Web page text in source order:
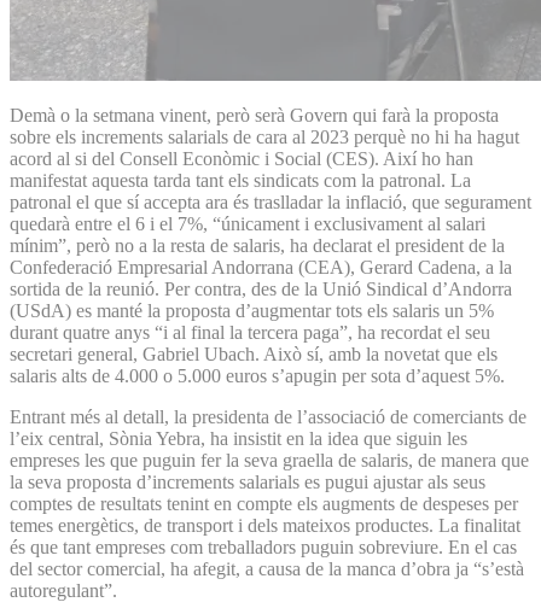
Demà o la setmana vinent, però serà Govern qui farà la proposta
sobre els increments salarials de cara al 2023 perquè no hi ha hagut
acord al si del Consell Econòmic i Social (CES). Així ho han
manifestat aquesta tarda tant els sindicats com la patronal. La
patronal el que sí accepta ara és traslladar la inflació, que segurament
quedarà entre el 6 i el 7%, “únicament i exclusivament al salari
mínim”, però no a la resta de salaris, ha declarat el president de la
Confederació Empresarial Andorrana (CEA), Gerard Cadena, a la
sortida de la reunió. Per contra, des de la Unió Sindical d’Andorra
(USdA) es manté la proposta d’augmentar tots els salaris un 5%
durant quatre anys “i al final la tercera paga”, ha recordat el seu
secretari general, Gabriel Ubach. Això sí, amb la novetat que els
salaris alts de 4.000 o 5.000 euros s’apugin per sota d’aquest 5%.
Entrant més al detall, la presidenta de l’associació de comerciants de
l’eix central, Sònia Yebra, ha insistit en la idea que siguin les
empreses les que puguin fer la seva graella de salaris, de manera que
la seva proposta d’increments salarials es pugui ajustar als seus
comptes de resultats tenint en compte els augments de despeses per
temes energètics, de transport i dels mateixos productes. La finalitat
és que tant empreses com treballadors puguin sobreviure. En el cas
del sector comercial, ha afegit, a causa de la manca d’obra ja “s’està
autoregulant”.